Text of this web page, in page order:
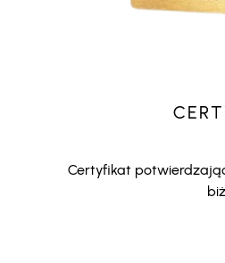
Certyfikat